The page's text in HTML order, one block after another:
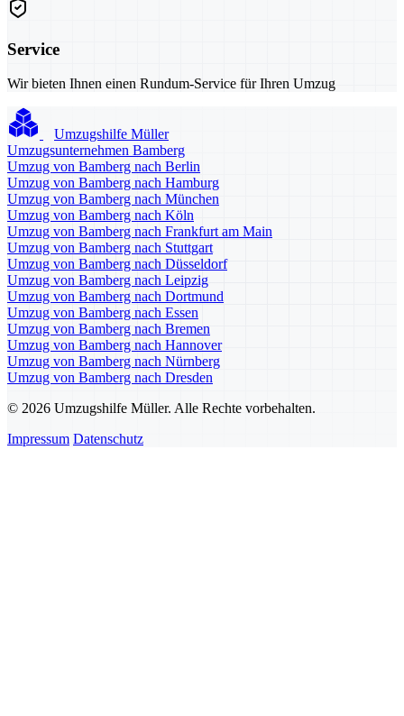
Service
Wir bieten Ihnen einen Rundum-Service für Ihren Umzug
Umzugshilfe Müller
Umzugsunternehmen Bamberg
Umzug von Bamberg nach Berlin
Umzug von Bamberg nach Hamburg
Umzug von Bamberg nach München
Umzug von Bamberg nach Köln
Umzug von Bamberg nach Frankfurt am Main
Umzug von Bamberg nach Stuttgart
Umzug von Bamberg nach Düsseldorf
Umzug von Bamberg nach Leipzig
Umzug von Bamberg nach Dortmund
Umzug von Bamberg nach Essen
Umzug von Bamberg nach Bremen
Umzug von Bamberg nach Hannover
Umzug von Bamberg nach Nürnberg
Umzug von Bamberg nach Dresden
© 2026 Umzugshilfe Müller. Alle Rechte vorbehalten.
Impressum Datenschutz